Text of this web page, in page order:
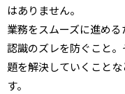
はありません。
業務をスムーズに進め
認識のズレを防ぐこと
題を解決していくこと
す。